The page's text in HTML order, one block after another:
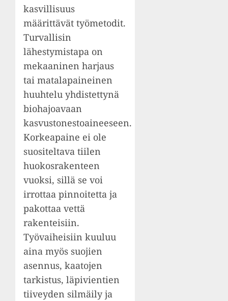
kasvillisuus
määrittävät työmetodit.
Turvallisin
lähestymistapa on
mekaaninen harjaus
tai matalapaineinen
huuhtelu yhdistettynä
biohajoavaan
kasvustonestoaineeseen.
Korkeapaine ei ole
suositeltava tiilen
huokosrakenteen
vuoksi, sillä se voi
irrottaa pinnoitetta ja
pakottaa vettä
rakenteisiin.
Työvaiheisiin kuuluu
aina myös suojien
asennus, kaatojen
tarkistus, läpivientien
tiiveyden silmäily ja